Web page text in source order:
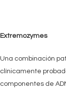
Extremozymes
Una combinación
clínicamente
componentes de